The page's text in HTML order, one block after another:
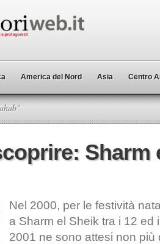
America del Nord Asia Centro
Sharm
Nel 2000, per le festività
a Sharm el Sheik tra i 12 ed
2001 ne sono attesi non più